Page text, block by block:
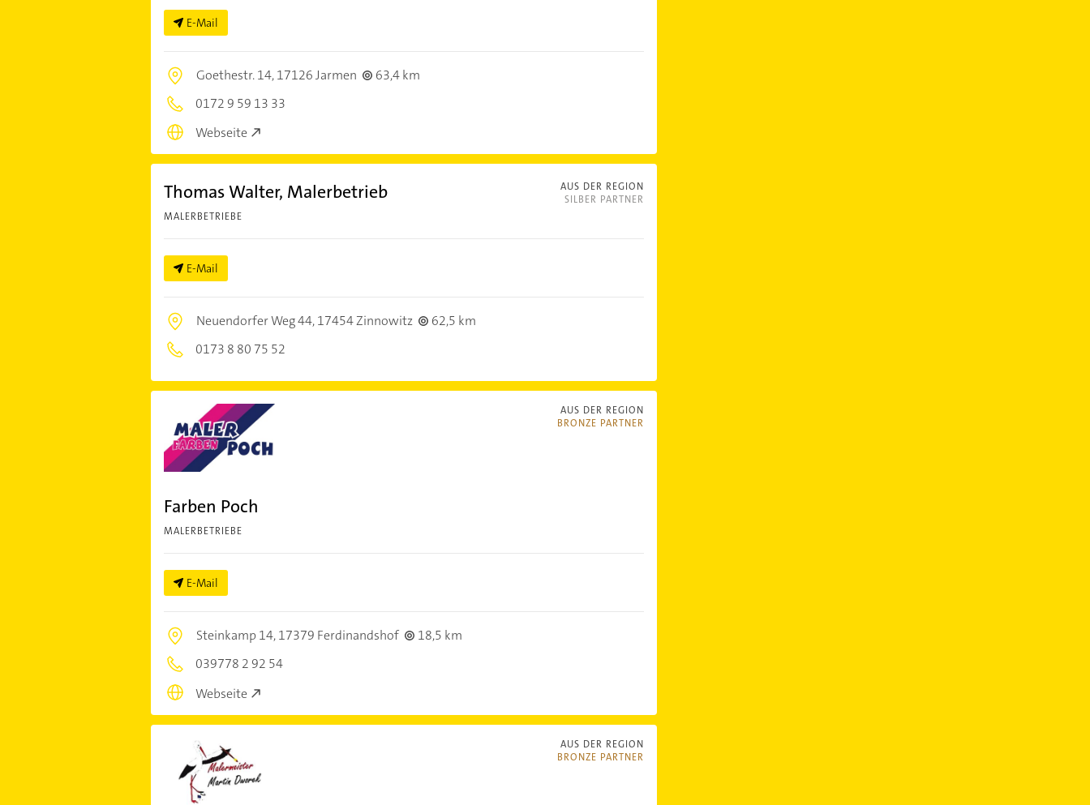
E-Mail
Goethestr. 14,17126 Jarmen
63,4 km
0172 9 59 13 33
Webseite
AUS DER REGION
SILBER PARTNER
Thomas Walter, Malerbetrieb
MALERBETRIEBE
E-Mail
Neuendorfer Weg 44,17454 Zinnowitz
62,5 km
0173 8 80 75 52
AUS DER REGION
BRONZE PARTNER
Farben Poch
MALERBETRIEBE
E-Mail
Steinkamp 14,17379 Ferdinandshof
18,5 km
039778 2 92 54
Webseite
AUS DER REGION
BRONZE PARTNER